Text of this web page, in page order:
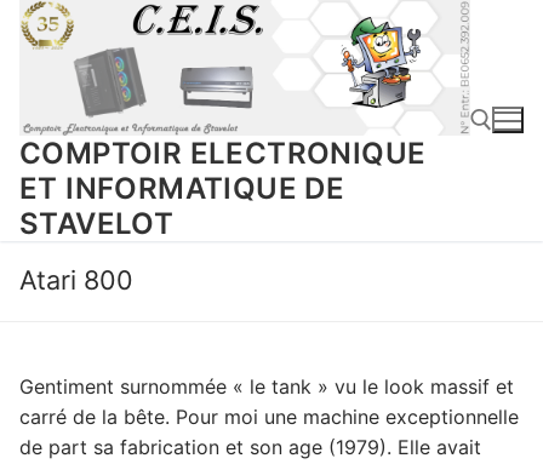
Aller
COMPTOIR ELECTRONIQUE
ET INFORMATIQUE DE
STAVELOT
Atari 800
Gentiment surnommée « le tank » vu le look massif et
carré de la bête. Pour moi une machine exceptionnelle
de part sa fabrication et son age (1979). Elle avait